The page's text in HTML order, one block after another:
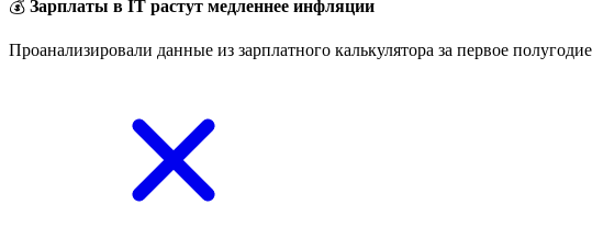
💰 Зарплаты в IT растут медленнее инфляции
Проанализировали данные из зарплатного калькулятора за первое